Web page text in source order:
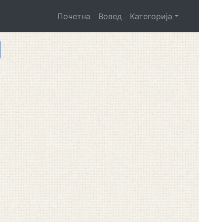
Почетна Вовед Категорија